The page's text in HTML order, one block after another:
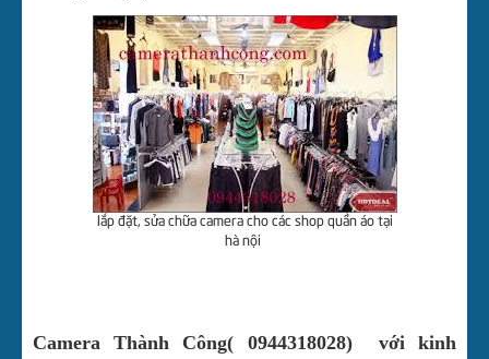
lắp đặt, sửa chữa camera cho các shop quần áo tại
hà nội
Camera Thành Công( 0944318028) với kinh